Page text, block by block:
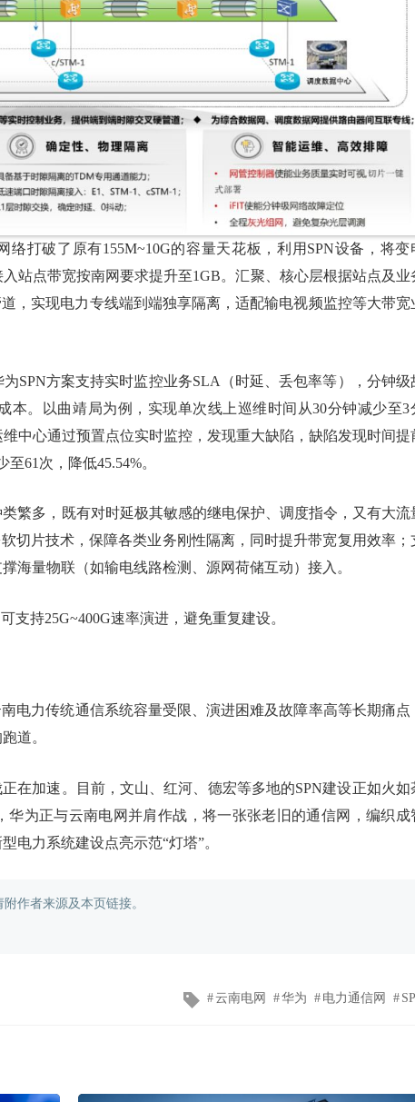
打破了原有155M~10G的容量天花板，利用SPN设备，将变
站点带宽按南网要求提升至1GB。汇聚、核心层根据站点及业
，实现电力专线端到端独享隔离，适配输电视频监控等大带宽
SPN方案支持实时监控业务SLA（时延、丢包率等），分钟级
本。以曲靖局为例，实现单次线上巡维时间从30分钟减少至3
中心通过预置点位实时监控，发现重大缺陷，缺陷发现时间提
61次，降低45.54%。
繁多，既有对时延极其敏感的继电保护、调度指令，又有大流
切片技术，保障各类业务刚性隔离，同时提升带宽复用效率；
海量物联（如输电线路检测、源网荷储互动）接入。
支持25G~400G速率演进，避免重复建设。
电力传统通信系统容量受限、演进困难及故障率高等长期痛点
道。
在加速。目前，文山、红河、德宏等多地的SPN建设正如火如
为正与云南电网并肩作战，将一张张老旧的通信网，编织成
电力系统建设点亮示范“灯塔”。
作者来源及本页链接。
文云南电网 华为 电力通信网